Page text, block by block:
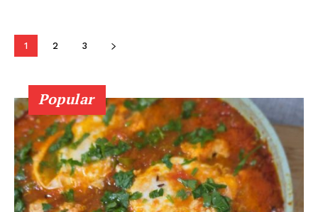
1 2 3
Popular